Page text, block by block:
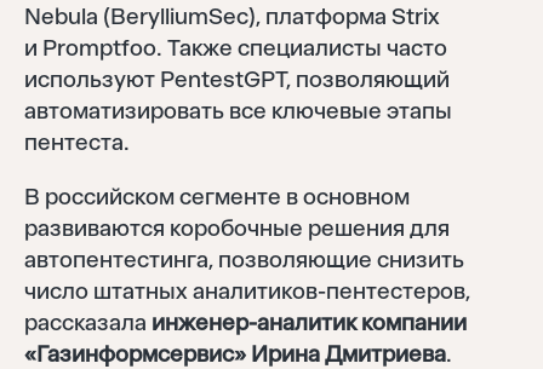
Nebula (BerylliumSec), платформа Strix
и Promptfoo. Также специалисты часто
используют PentestGPT, позволяющий
автоматизировать все ключевые этапы
пентеста.
В российском сегменте в основном
развиваются коробочные решения для
автопентестинга, позволяющие снизить
число штатных аналитиков-пентестеров,
рассказала инженер-аналитик компании
«Газинформсервис» Ирина Дмитриева.